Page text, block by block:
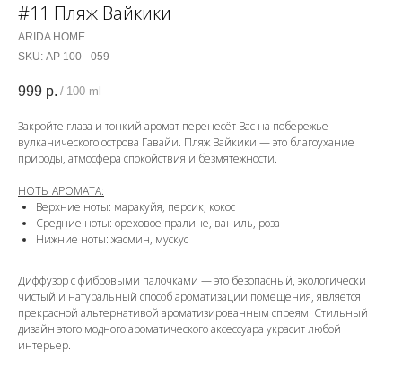
#11 Пляж Вайкики
ARIDA HOME
SKU: АР 100 - 059
999 р. / 100 ml
Закройте глаза и тонкий аромат перенесёт Вас на побережье
вулканического острова Гавайи. Пляж Вайкики — это благоухание
природы, атмосфера спокойствия и безмятежности.
НОТЫ АРОМАТА:
Верхние ноты: маракуйя, персик, кокос
Средние ноты: ореховое пралине, ваниль, роза
Нижние ноты: жасмин, мускус
Диффузор с фибровыми палочками — это безопасный, экологически
чистый и натуральный способ ароматизации помещения, является
прекрасной альтернативой ароматизированным спреям. Стильный
дизайн этого модного ароматического аксессуара украсит любой
интерьер.